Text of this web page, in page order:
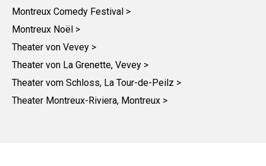
Montreux Comedy Festival >
Montreux Noël >
Theater von Vevey >
Theater von La Grenette, Vevey >
Theater vom Schloss, La Tour-de-Peilz >
Theater Montreux-Riviera, Montreux >